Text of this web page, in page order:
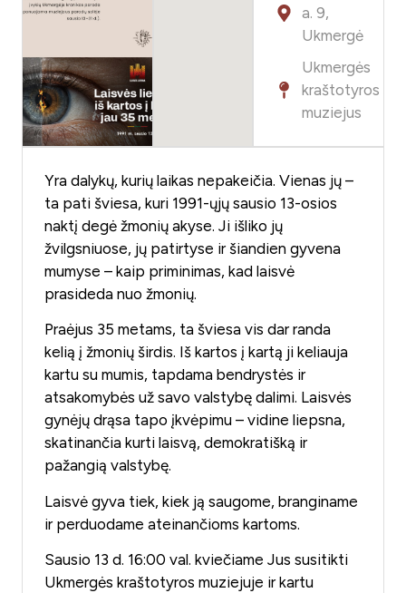
a. 9,
Ukmergė
Ukmergės
kraštotyros
muziejus
Yra dalykų, kurių laikas nepakeičia. Vienas jų –
ta pati šviesa, kuri 1991-ųjų sausio 13-osios
naktį degė žmonių akyse. Ji išliko jų
žvilgsniuose, jų patirtyse ir šiandien gyvena
mumyse – kaip priminimas, kad laisvė
prasideda nuo žmonių.
Praėjus 35 metams, ta šviesa vis dar randa
kelią į žmonių širdis. Iš kartos į kartą ji keliauja
kartu su mumis, tapdama bendrystės ir
atsakomybės už savo valstybę dalimi. Laisvės
gynėjų drąsa tapo įkvėpimu – vidine liepsna,
skatinančia kurti laisvą, demokratišką ir
pažangią valstybę.
Laisvė gyva tiek, kiek ją saugome, branginame
ir perduodame ateinančioms kartoms.
Sausio 13 d. 16:00 val. kviečiame Jus susitikti
Ukmergės kraštotyros muziejuje ir kartu